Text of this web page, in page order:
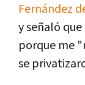
Fernández
y señaló
porque me
se